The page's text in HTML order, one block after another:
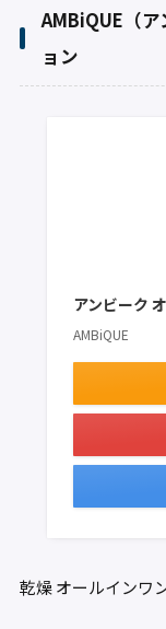
AMBiQUE（
ョン
アンビーク
AMBiQUE
乾燥オールインワ